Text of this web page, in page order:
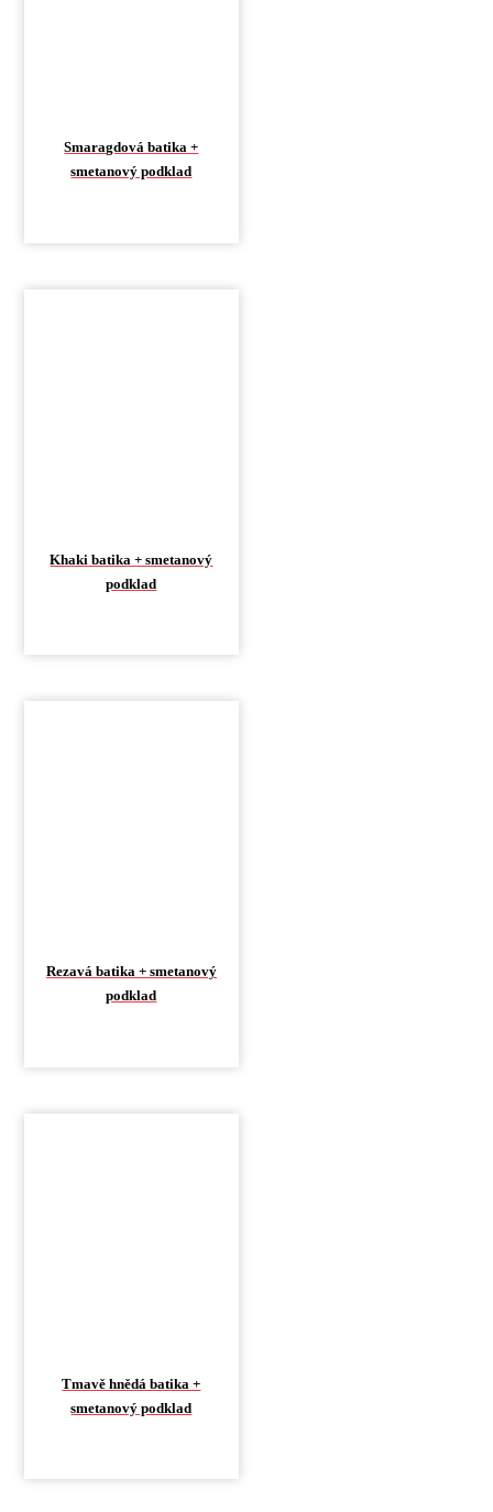
Smaragdová batika +
smetanový podklad
Khaki batika + smetanový
podklad
Rezavá batika + smetanový
podklad
Tmavě hnědá batika +
smetanový podklad